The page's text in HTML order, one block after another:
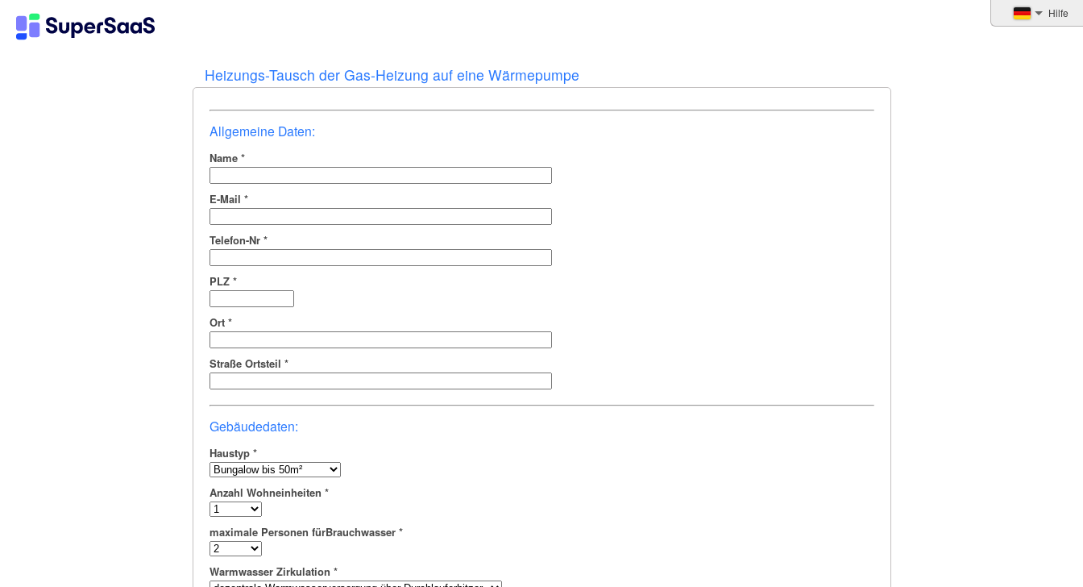
Hilfe
Heizungs-Tausch der Gas-Heizung auf eine Wärmepumpe
Allgemeine Daten:
Name *
E-Mail *
Telefon-Nr *
PLZ *
Ort *
Straße Ortsteil *
Gebäudedaten:
Haustyp *
Anzahl Wohneinheiten *
maximale Personen fürBrauchwasser *
Warmwasser Zirkulation *